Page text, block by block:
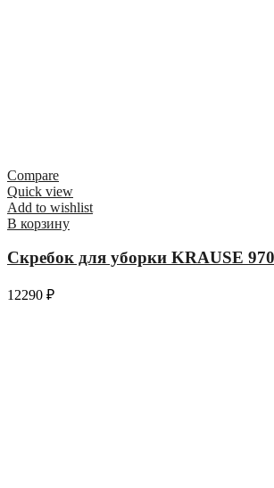
Compare
Quick view
Add to wishlist
В корзину
Скребок для уборки KRAUSE
12290 ₽